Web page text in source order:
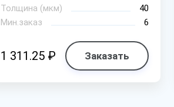
Толщина (мкм)
40
Мин.заказ
6
1 311.25 ₽ Заказать